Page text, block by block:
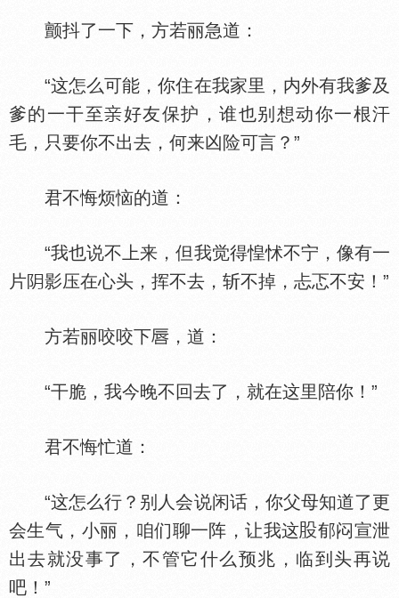
颤抖了一下，方若丽急道：
“这怎么可能，你住在我家里，内外有我爹及
爹的一干至
好友保护，谁也别想动你一根汗
毛，只要你不出去，何来凶险可言？”
君不悔烦恼的道：
“我也说不上来，但我觉得惶怵不宁，像有一
片
影压在心头，挥不去，斩不掉，忐忑不安！”
方若丽咬咬下 ，道：
“干脆，我今晚不回去了，就在这里陪你！”
君不悔忙道：
“这怎么行？别人会说闲话，你父母知道了更
会生气，小丽，咱们聊一阵，让我这
郁闷宣泄
出去就没事了，不管它什么预兆，临到头再说
吧！”